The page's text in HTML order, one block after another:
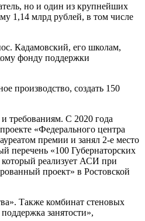
но и один из крупнейших
1,14 млрд рублей, в том числе
Кадамовский, его школам,
фонду поддержки
производство, создать 150
требованиям. С 2020 года
«Федерального центра
премии и занял 2-е место
перечень «100 Губернаторских
реализует АСИ при
проект» в Ростовской
Также комбинат стеновых
занятости»,